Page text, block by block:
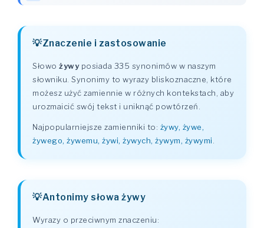
Znaczenie i zastosowanie
Słowo żywyposiada 335 synonimów w naszym
słowniku. Synonimy to wyrazy bliskoznaczne, które
możesz użyć zamiennie w różnych kontekstach, aby
urozmaicić swój tekst i uniknąć powtórzeń.
Najpopularniejsze zamienniki to: żywy, żywe,
żywego, żywemu, żywi, żywych, żywym, żywymi.
Antonimy słowa żywy
Wyrazy o przeciwnym znaczeniu: